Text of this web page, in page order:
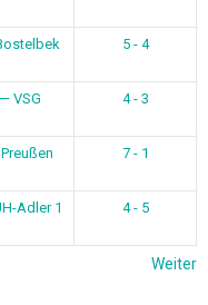
5 - 4
VSG
4 - 3
7 - 1
Adler 1 4 - 5
Weiter